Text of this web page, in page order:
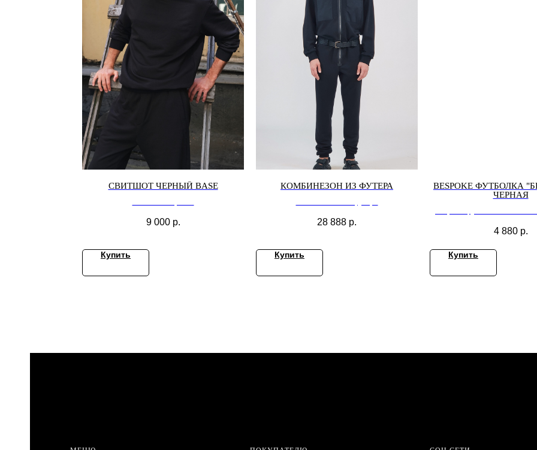
СВИТШОТ ЧЕРНЫЙ BASE
9 000 р.
Купить
КОМБИНЕЗОН ИЗ ФУТЕРА
28 888 р.
Купить
BESPOKE ФУТБОЛКА
ЧЕРНАЯ
4 880 р.
Купить